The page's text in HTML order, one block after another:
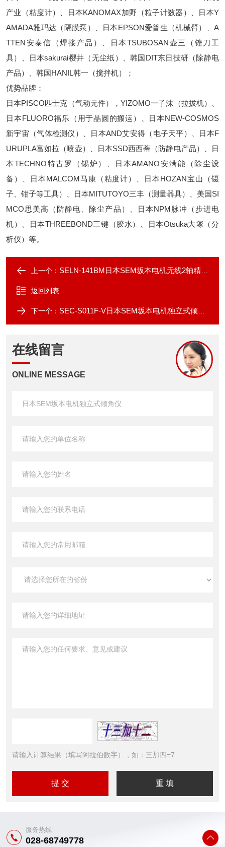
产业（粘度计）、日本KANOMAX加野（粒子计数器）、日本Y
AMADA雅玛达（隔膜泵）、日本EPSON爱普生（机械臂）、A
TTEN安泰信（焊接产品）、日本TSUBOSAN壶三（锉刀工
具）、日本sakurai樱井（无尘纸）、韩国DIT东日技研（除静电
产品）、韩国HANIL韩一（搅拌机）；
优势品牌：
日本PISCO匹士克（气动元件），YIZOMO一子沫（拉拔机）、
日本FLUORO福乐（用于晶圆的搬运）、日本NEW-COSMOS
新宇宙（气体检测仪）、日本AND艾安得（电子天平）、日本F
URUPLA富如拉（喷壶）、日本SSD西西蒂（防静电产品）、日
本TECHNO特古罗（锡炉）、日本AMANO安满能（除尘设
备）、日本MALCOM马康（粘度计）、日本HOZAN宝山（镊
子、钳子等工具）、日本MITUTOYO三丰（测量器具）、美国SI
MCO思美高（防静电、除尘产品）、日本NPM脉冲（步进电
机）、日本THREEBOND三键（胶水）、日本Otsuka大塚（分
析仪）等。
上一个： SELN-141BM日本SEM坂本电机无线2轴精密数字水平仪
返回列表
下一个： SEC-S011F-V日本SEM坂本电机独立式倾角仪垂直测量型
在线留言
ONLINE MESSAGE
请输入计算结果（填写阿拉伯数字），如：三加四=7
服务热线
028-68749778